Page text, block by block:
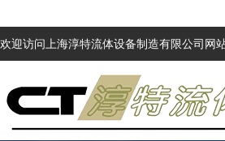
欢迎访问上海淳特流体设备制造有限公司网